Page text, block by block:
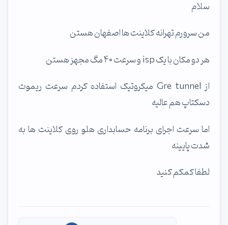
سلام
من سرورم تهرانه کلاینت ها اصفهان هستن
هر دو مکان با یک isp و سرعت ۴۰ مگ مجهز هستن
از Gre tunnel میکروتیک استفاده کردم سرعت ریموت
دسکتاپ هم عالیه
اما سرعت اجرای برنامه حسابداری هلو روی‌ کلاینت ها به
شدت پایینه
لطفا کمکم کنید